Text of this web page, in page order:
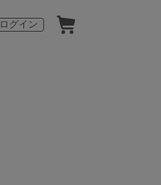
ログイン